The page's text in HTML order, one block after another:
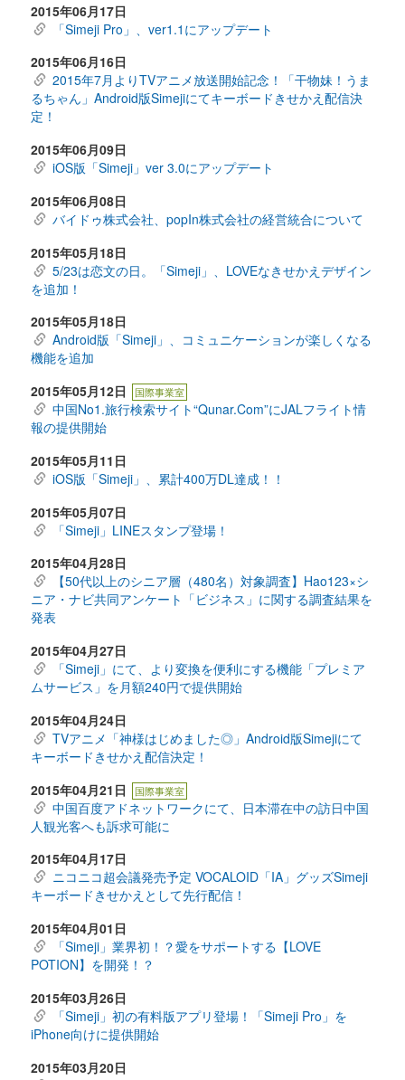
2015年06月17日
「Simeji Pro」、ver1.1にアップデート
2015年06月16日
2015年7月よりTVアニメ放送開始記念！「干物妹！うま
るちゃん」Android版Simejiにてキーボードきせかえ配信決
定！
2015年06月09日
iOS版「Simeji」ver 3.0にアップデート
2015年06月08日
バイドゥ株式会社、popIn株式会社の経営統合について
2015年05月18日
5/23は恋文の日。「Simeji」、LOVEなきせかえデザイン
を追加！
2015年05月18日
Android版「Simeji」、コミュニケーションが楽しくなる
機能を追加
2015年05月12日
国際事業室
中国No1.旅行検索サイト“Qunar.Com”にJALフライト情
報の提供開始
2015年05月11日
iOS版「Simeji」、累計400万DL達成！！
2015年05月07日
「Simeji」LINEスタンプ登場！
2015年04月28日
【50代以上のシニア層（480名）対象調査】Hao123×シ
ニア・ナビ共同アンケート「ビジネス」に関する調査結果を
発表
2015年04月27日
「Simeji」にて、より変換を便利にする機能「プレミア
ムサービス」を月額240円で提供開始
2015年04月24日
TVアニメ「神様はじめました◎」Android版Simejiにて
キーボードきせかえ配信決定！
2015年04月21日
国際事業室
中国百度アドネットワークにて、日本滞在中の訪日中国
人観光客へも訴求可能に
2015年04月17日
ニコニコ超会議発売予定 VOCALOID「IA」グッズSimeji
キーボードきせかえとして先行配信！
2015年04月01日
「Simeji」業界初！？愛をサポートする【LOVE
POTION】を開発！？
2015年03月26日
「Simeji」初の有料版アプリ登場！「Simeji Pro」を
iPhone向けに提供開始
2015年03月20日